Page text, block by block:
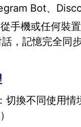
Bot、
手機或任何裝
，記憶完全同
切換不同使用情